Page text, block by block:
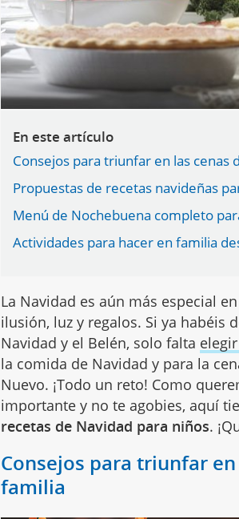
En este artículo
Consejos para triunfar en las cenas
Propuestas de recetas navideñas
Menú de Nochebuena completo
Actividades para hacer en familia
La Navidad es aún más especial
ilusión, luz y regalos. Si ya habéis
Navidad y el Belén, solo falta
la comida de Navidad y para la
Nuevo. ¡Todo un reto! Como
importante y no te agobies, aquí
recetas de Navidad para niños.
Consejos para triunfar
familia